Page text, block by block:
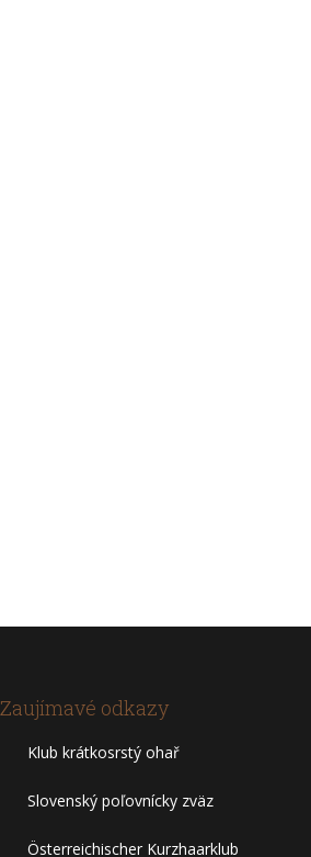
Zaujímavé odkazy
Klub krátkosrstý ohař
Slovenský poľovnícky zväz
Österreichischer Kurzhaarklub